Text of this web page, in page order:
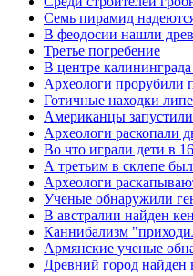
Семь пирамид
В феодосии нашли
Третье погребение
В центре
Археологи прорубили
Готичные находки
Американцы
Археологи раскопали
Во что играли дети в
А третьим в склепе
Археологи
Ученые обнаружили
В австралии найден
Каннибализм
Армянские ученые
Древний город найден